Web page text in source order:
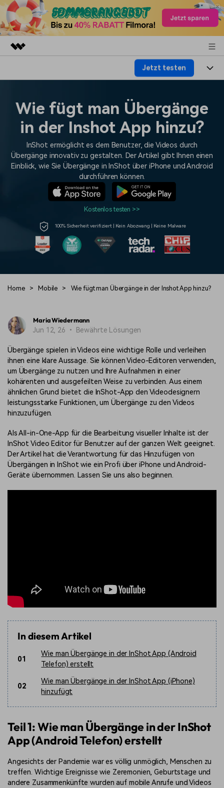
Dienstprogramme
Überblick
Lösungen
Presseraum
Shop
Jetzt testen
Plattformen
Funktionen
Assets
Video/Foto
Audio
Lösungen
Wer
Video-Lösungen
Ressourcen
Über 100 heiße Video-
Prompts – schnell ähnliche
Videos erstellen
Meisterkurs
fortgeschrittene
Videobearbeitungsfähigkeiten
Lernen, ausdrücken und
Fähigkeiten mit Filmora
Erfahren Sie, wie Sie einen
Creator
Monetarisierungs-
Programm
Monetarisieren Sie
Ihren Einfluss mit Filmora
Freunde-werben-
Programm
An Freunde empfehlen,
Blog
Hilfe-Center
Kunden-Support
Bewertungen
Kunden-Geschichten
Kunden Erfolg haben
Affiliate-Programm
auf Unternehmensebene frei
KAUFEN Anmelden
Suchen
Wie fügt man Übergänge
in der Inshot App hinzu?
InShot ermöglicht es dem Benutzer, die Videos durch
Übergänge innovativ zu gestalten. Der Artikel gibt Ihnen einen
Einblick, wie Sie Übergänge in InShot über iPhone und Android
durchführen können.
Kostenlos testen >>
100% Sicherheit verifiziert | Kein Abozwang | Keine Malware
Home > Mobile > Wie fügt man Übergänge in der Inshot App hinzu?
Maria Wiedermann
Jun 12, 26 • Bewährte Lösungen
Übergänge spielen in Videos eine wichtige Rolle und verleihen
ihnen eine klare Aussage. Sie können Video-Editoren verwenden,
um Übergänge zu nutzen und Ihre Aufnahmen in einer
kohärenten und ausgefeilten Weise zu verbinden. Aus einem
ähnlichen Grund bietet die InShot-App den Videodesignern
leistungsstarke Funktionen, um Übergänge zu den Videos
hinzuzufügen.
Als All-in-One-App für die Bearbeitung visueller Inhalte ist der
InShot Video Editor für Benutzer auf der ganzen Welt geeignet.
Der Artikel hat die Verantwortung für das Hinzufügen von
Übergängen in InShot wie ein Profi über iPhone und Android-
Geräte übernommen. Lassen Sie uns also beginnen.
In diesem Artikel
01
Wie man Übergänge in der InShot App (Android
Telefon) erstellt
02
Wie man Übergänge in der InShot App (iPhone)
hinzufügt
Teil 1: Wie man Übergänge in der InShot
App (Android Telefon) erstellt
Angesichts der Pandemie war es völlig unmöglich, Menschen zu
treffen. Wichtige Ereignisse wie Zeremonien, Geburtstage und
andere Zusammenkünfte wurden auf mobile Anrufe und Videos